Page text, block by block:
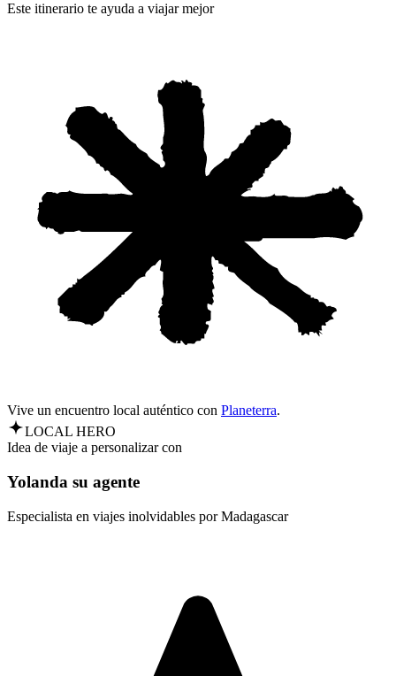
Este itinerario te ayuda a viajar mejor
Vive un encuentro local auténtico con Planeterra.
LOCAL HERO
Idea de viaje a personalizar con
Yolanda su agente
Especialista en viajes inolvidables por Madagascar